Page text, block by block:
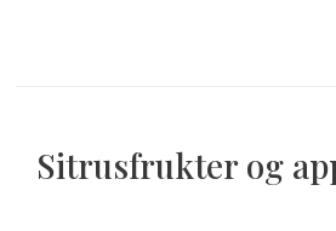
Sitrusfrukter og